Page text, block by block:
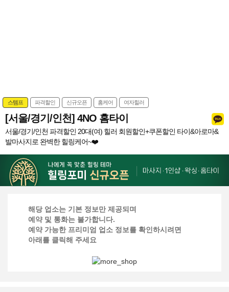
스템프 파격할인 신규오픈 홈케어 여자힐러
[서울/경기/인천] 4NO 홈타이
서울/경기/인천 파격할인 20대(여) 힐러 회원할인+쿠폰할인 타이&아로마&
발마사지로 완벽한 힐링케어~❤️
해당 업소는 기본 정보만 제공되며
예약 및 통화는 불가합니다.
예약 가능한 프리미엄 업소 정보를 확인하시려면
아래를 클릭해 주세요